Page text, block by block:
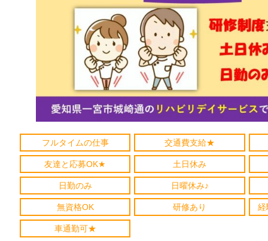
フルタイムの仕事 交通費支給★
友達と応募OK★ 土日休み
日勤のみ 日曜休み♪
無資格OK 研修あり
車通勤可★